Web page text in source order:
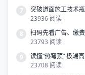
7
突破道面施工技术
23936 阅读
8
扫码先看广告、缴
23793 阅读
9
读懂“热穹顶” 极端
23708 阅读